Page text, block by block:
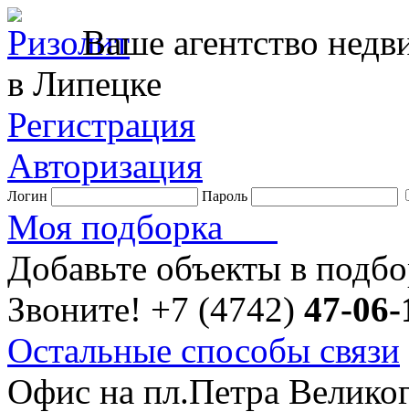
Ваше агентство
в Липецке
Регистрация
Авторизация
Логин Пароль
Моя подборка
Добавьте объекты в
Звоните! +7 (4742) 47-06-
Остальные способы связи
Офис на пл.Петра